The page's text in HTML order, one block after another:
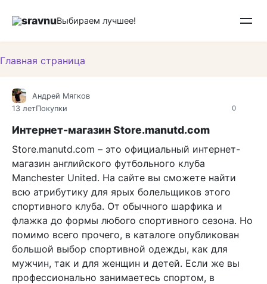
sravnuВыбираем лучшее!
Главная страница
0
Андрей Мягков
13 летПокупки
Интернет-магазин Store.manutd.com
Store.manutd.com – это официальный интернет-
магазин английского футбольного клуба
Manchester United. На сайте вы сможете найти
всю атрибутику для ярых болельщиков этого
спортивного клуба. От обычного шарфика и
флажка до формы любого спортивного сезона. Но
помимо всего прочего, в каталоге опубликован
большой выбор спортивной одежды, как для
мужчин, так и для женщин и детей. Если же вы
профессионально занимаетесь спортом, в